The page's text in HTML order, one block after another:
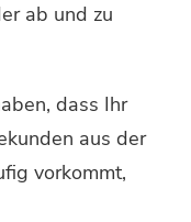
ab und zu
dass Ihr
aus der
vorkommt,